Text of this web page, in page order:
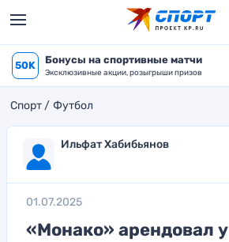
50K Бонусы на спортивные матчи
Эксклюзивные акции, розыгрыши призов
Спорт Футбол
Ильфат Хабибьянов
01.07.2025
«Монако» арендовал у